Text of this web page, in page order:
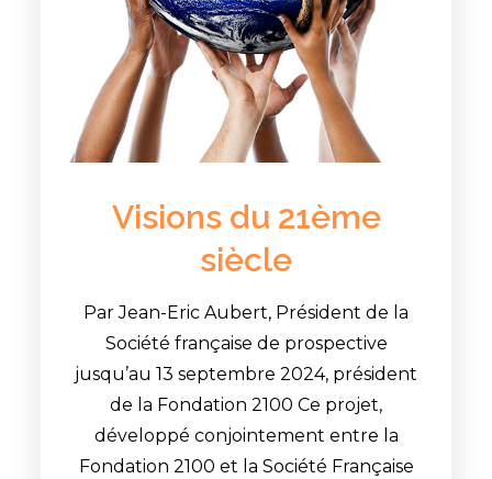
Visions du 21ème
siècle
Par Jean-Eric Aubert, Président de la
Société française de prospective
jusqu’au 13 septembre 2024, président
de la Fondation 2100 Ce projet,
développé conjointement entre la
Fondation 2100 et la Société Française